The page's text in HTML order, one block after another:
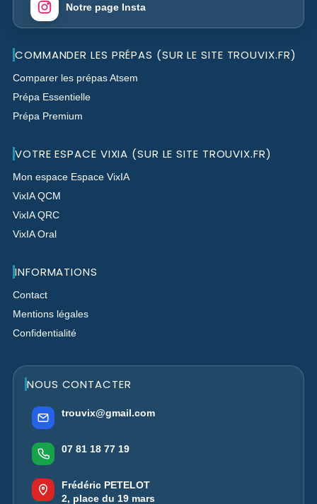
Notre page Insta
COMMANDER LES PRÉPAS (SUR LE SITE TROUVIX.FR)
Comparer les prépas Atsem
Prépa Essentielle
Prépa Premium
VOTRE ESPACE VIXIA (SUR LE SITE TROUVIX.FR)
Mon espace Espace VixIA
VixIA QCM
VixIA QRC
VixIA Oral
INFORMATIONS
Contact
Mentions légales
Confidentialité
NOUS CONTACTER
trouvix@gmail.com
07 81 18 77 19
Frédéric PETELOT
2, place du 19 mars